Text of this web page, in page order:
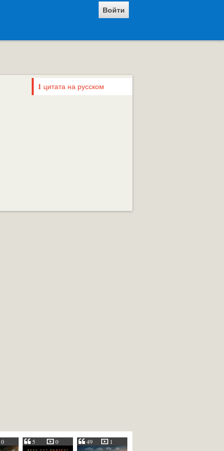
Войти
1 цитата на русском
0 5 0 49 1